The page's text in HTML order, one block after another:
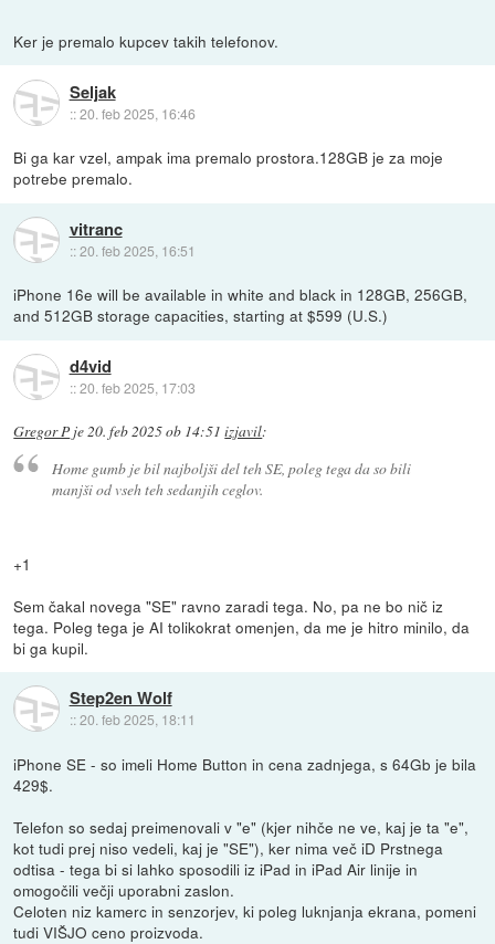
Ker je premalo kupcev takih telefonov.
Seljak
::20. feb 2025, 16:46
Bi ga kar vzel, ampak ima premalo prostora.128GB je za moje
potrebe premalo.
vitranc
::20. feb 2025, 16:51
iPhone 16e will be available in white and black in 128GB, 256GB,
and 512GB storage capacities, starting at $599 (U.S.)
d4vid
::20. feb 2025, 17:03
Gregor P je20. feb 2025 ob 14:51 izjavil:
Home gumb je bil najboljši del teh SE, poleg tega da so bili
manjši od vseh teh sedanjih ceglov.
+1
Sem čakal novega "SE" ravno zaradi tega. No, pa ne bo nič iz
tega. Poleg tega je AI tolikokrat omenjen, da me je hitro minilo, da
bi ga kupil.
Step2en Wolf
::20. feb 2025, 18:11
iPhone SE - so imeli Home Button in cena zadnjega, s 64Gb je bila
429$.
Telefon so sedaj preimenovali v "e" (kjer nihče ne ve, kaj je ta "e",
kot tudi prej niso vedeli, kaj je "SE"), ker nima več iD Prstnega
odtisa - tega bi si lahko sposodili iz iPad in iPad Air linije in
omogočili večji uporabni zaslon.
Celoten niz kamerc in senzorjev, ki poleg luknjanja ekrana, pomeni
tudi VIŠJO ceno proizvoda.